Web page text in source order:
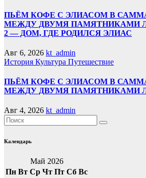
ПЬЁМ КОФЕ С ЭЛИАСОМ В
МЕЖДУ ДВУМЯ ПАМЯТНИКАМИ
2 — ДОМ, ГДЕ РОДИЛСЯ ЭЛИАС
Авг 6, 2026 kt_admin
История Культура Путешествие
ПЬЁМ КОФЕ С ЭЛИАСОМ В
МЕЖДУ ДВУМЯ ПАМЯТНИКАМИ
Авг 4, 2026 kt_admin
Календарь
Май 2026
Пн Вт Ср Чт Пт Сб Вс